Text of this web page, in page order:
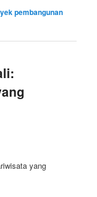
pembangunan
yang